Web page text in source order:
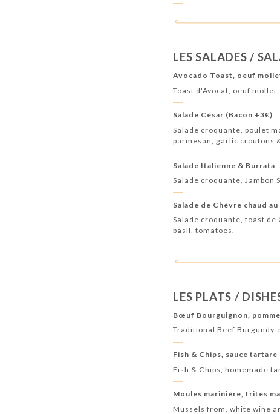
LES SALADES /
Avocado Toast, oeuf
Toast d'Avocat, oeuf
Salade César (Bacon +3€)
Salade croquante, poulet
parmesan, garlic croutons
Salade Italienne & Burrata
Salade croquante, Jambon
Salade de Chèvre chaud
Salade croquante, toast de
basil, tomatoes.
LES PLATS /
Bœuf Bourguignon,
Traditional Beef Burgundy,
Fish & Chips, sauce tartare
Fish & Chips, homemade
Moules marinière, frites
Mussels from, white wine